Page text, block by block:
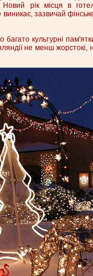
рік місця в
зазвичай
культурні
не менш жорстокі,